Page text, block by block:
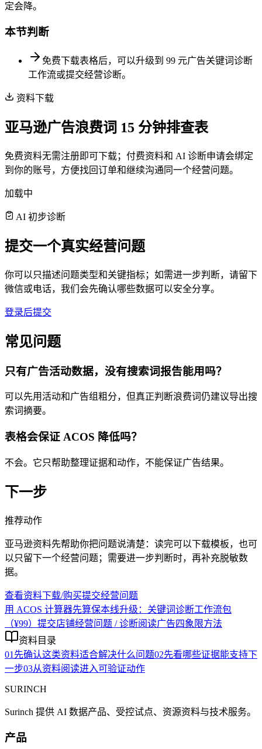
定会降。
本节判断
免费下载表格后，可以升级到 99 元广告关键词诊断
工作流或提交经营诊断。
资料下载
亚马逊广告浪费词 15 分钟排查表
免费资料无需注册即可下载；付费资料和 AI 诊断申请会绑定
到你的账号，方便找回订单和继续沟通同一个经营问题。
加载中
AI 初步诊断
提交一个真实经营问题
你可以只描述问题类型和关键指标；如需进一步判断，请留下
微信或电话，我们会先确认哪些数据可以安全分享。
登录后提交
常见问题
只有广告活动数据，没有搜索词报告能用吗？
可以先用活动和广告组粗分，但真正判断浪费词仍建议导出搜
索词摘要。
表格会保证 ACOS 降低吗？
不会。它只帮助整理证据和动作，不能保证广告结果。
下一步
推荐动作
亚马逊资料先帮助你把问题说清楚：读完可以下载模板，也可
以只留下一个经营问题；需要进一步判断时，再补充脱敏数
据。
查看资料下载/购买提交经营问题
用 ACOS 计算器先算保本线升级：关键词诊断工作流包
（¥99） 提交店铺经营问题 / 诊断阅读广告四象限方法
资料目录
01 先确认这类资料适合解决什么问题02先看哪些证据能支持下
一步03从资料阅读进入可验证动作
SURINCH
Surinch 提供 AI 数据产品、受控试点、资源资料与技术服务。
产品